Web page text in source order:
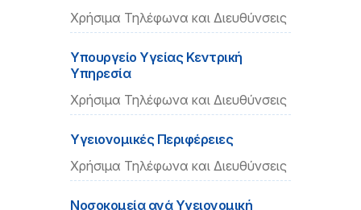
Χρήσιμα Τηλέφωνα και Διευθύνσεις
Υπουργείο Υγείας Κεντρική
Υπηρεσία
Χρήσιμα Τηλέφωνα και Διευθύνσεις
Υγειονομικές Περιφέρειες
Χρήσιμα Τηλέφωνα και Διευθύνσεις
Νοσοκομεία ανά Υγειονομική